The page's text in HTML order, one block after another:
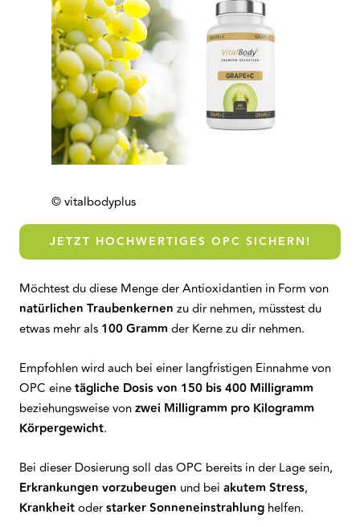
© vitalbodyplus
JETZT HOCHWERTIGES OPC SICHERN!
Möchtest du diese Menge der Antioxidantien in Form von
natürlichen Traubenkernen zu dir nehmen, müsstest du
etwas mehr als 100 Gramm der Kerne zu dir nehmen.
Empfohlen wird auch bei einer langfristigen Einnahme von
OPC einetägliche Dosis von 150 bis 400 Milligramm
beziehungsweise vonzwei Milligramm pro Kilogramm
Körpergewicht.
Bei dieser Dosierung soll das OPC bereits in der Lage sein,
Erkrankungen vorzubeugen und bei akutem Stress,
Krankheitoderstarker Sonneneinstrahlung helfen.